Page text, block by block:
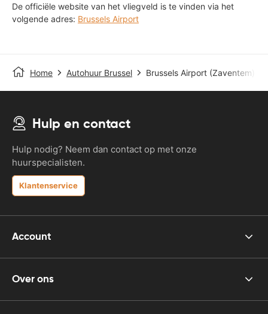
De officiële website van het vliegveld is te vinden via het
volgende adres: Brussels Airport
Home Autohuur Brussel Brussels Airport (Zaventem)
Hulp en contact
Hulp nodig? Neem dan contact op met onze
huurspecialisten.
Klantenservice
Account
Over ons